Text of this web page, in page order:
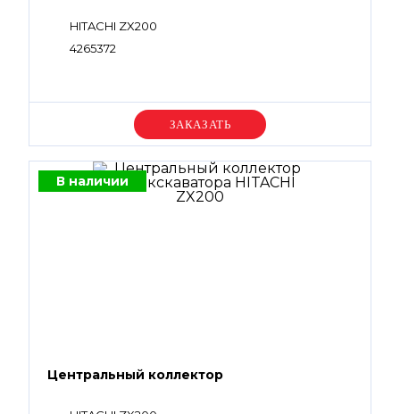
HITACHI ZX200
4265372
Уточняйте цену
В наличии
Центральный коллектор